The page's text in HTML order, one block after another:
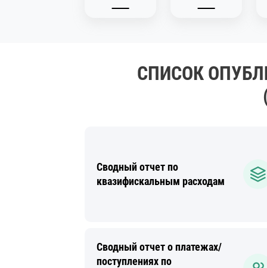
СПИСОК
Сводный отчет по
квазифискальным расходам
Сводный отчет о платежах/
поступлениях по